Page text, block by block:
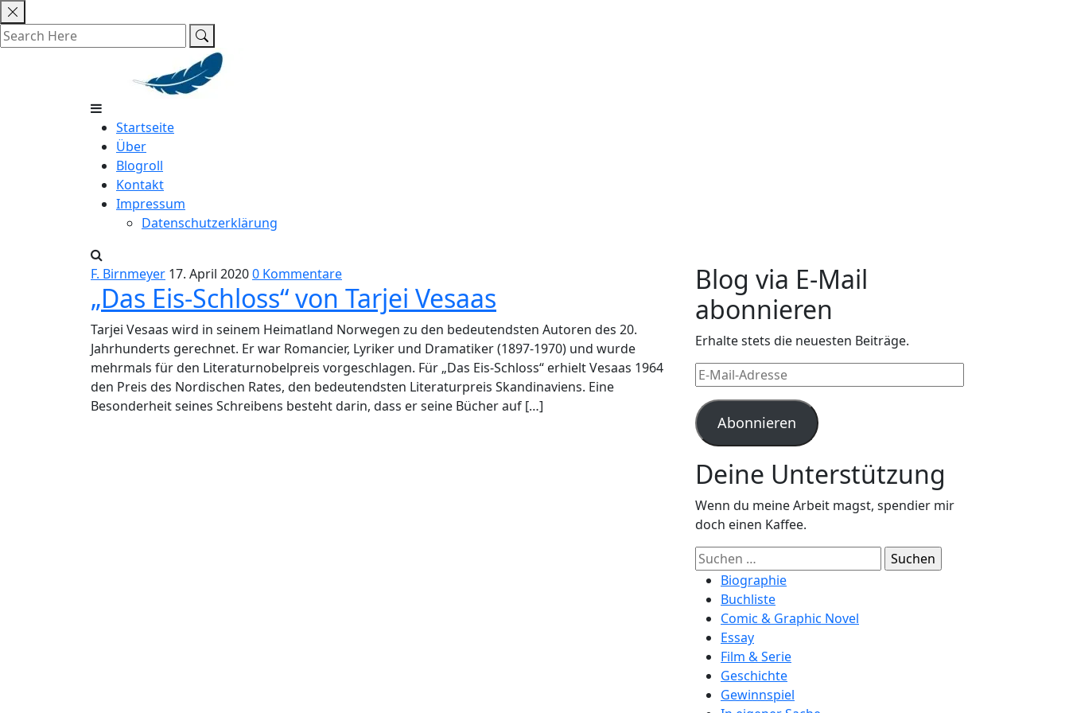
Skip
to
content
Startseite
Über
Blogroll
Kontakt
Impressum
Datenschutzerklärung
F. Birnmeyer 17. April 20200 Kommentare
„Das Eis-Schloss“ von Tarjei Vesaas
Tarjei Vesaas wird in seinem Heimatland Norwegen zu den bedeutendsten Autoren des 20.
Jahrhunderts gerechnet. Er war Romancier, Lyriker und Dramatiker (1897-1970) und wurde
mehrmals für den Literaturnobelpreis vorgeschlagen. Für „Das Eis-Schloss“ erhielt Vesaas 1964
den Preis des Nordischen Rates, den bedeutendsten Literaturpreis Skandinaviens. Eine
Besonderheit seines Schreibens besteht darin, dass er seine Bücher auf […]
Blog via E-Mail
abonnieren
Erhalte stets die neuesten Beiträge.
E-
Mail-
Adresse
Abonnieren
Deine Unterstützung
Wenn du meine Arbeit magst, spendier mir
doch einen Kaffee.
Suchen
nach:Biographie
Buchliste
Comic & Graphic Novel
Essay
Film & Serie
Geschichte
Gewinnspiel